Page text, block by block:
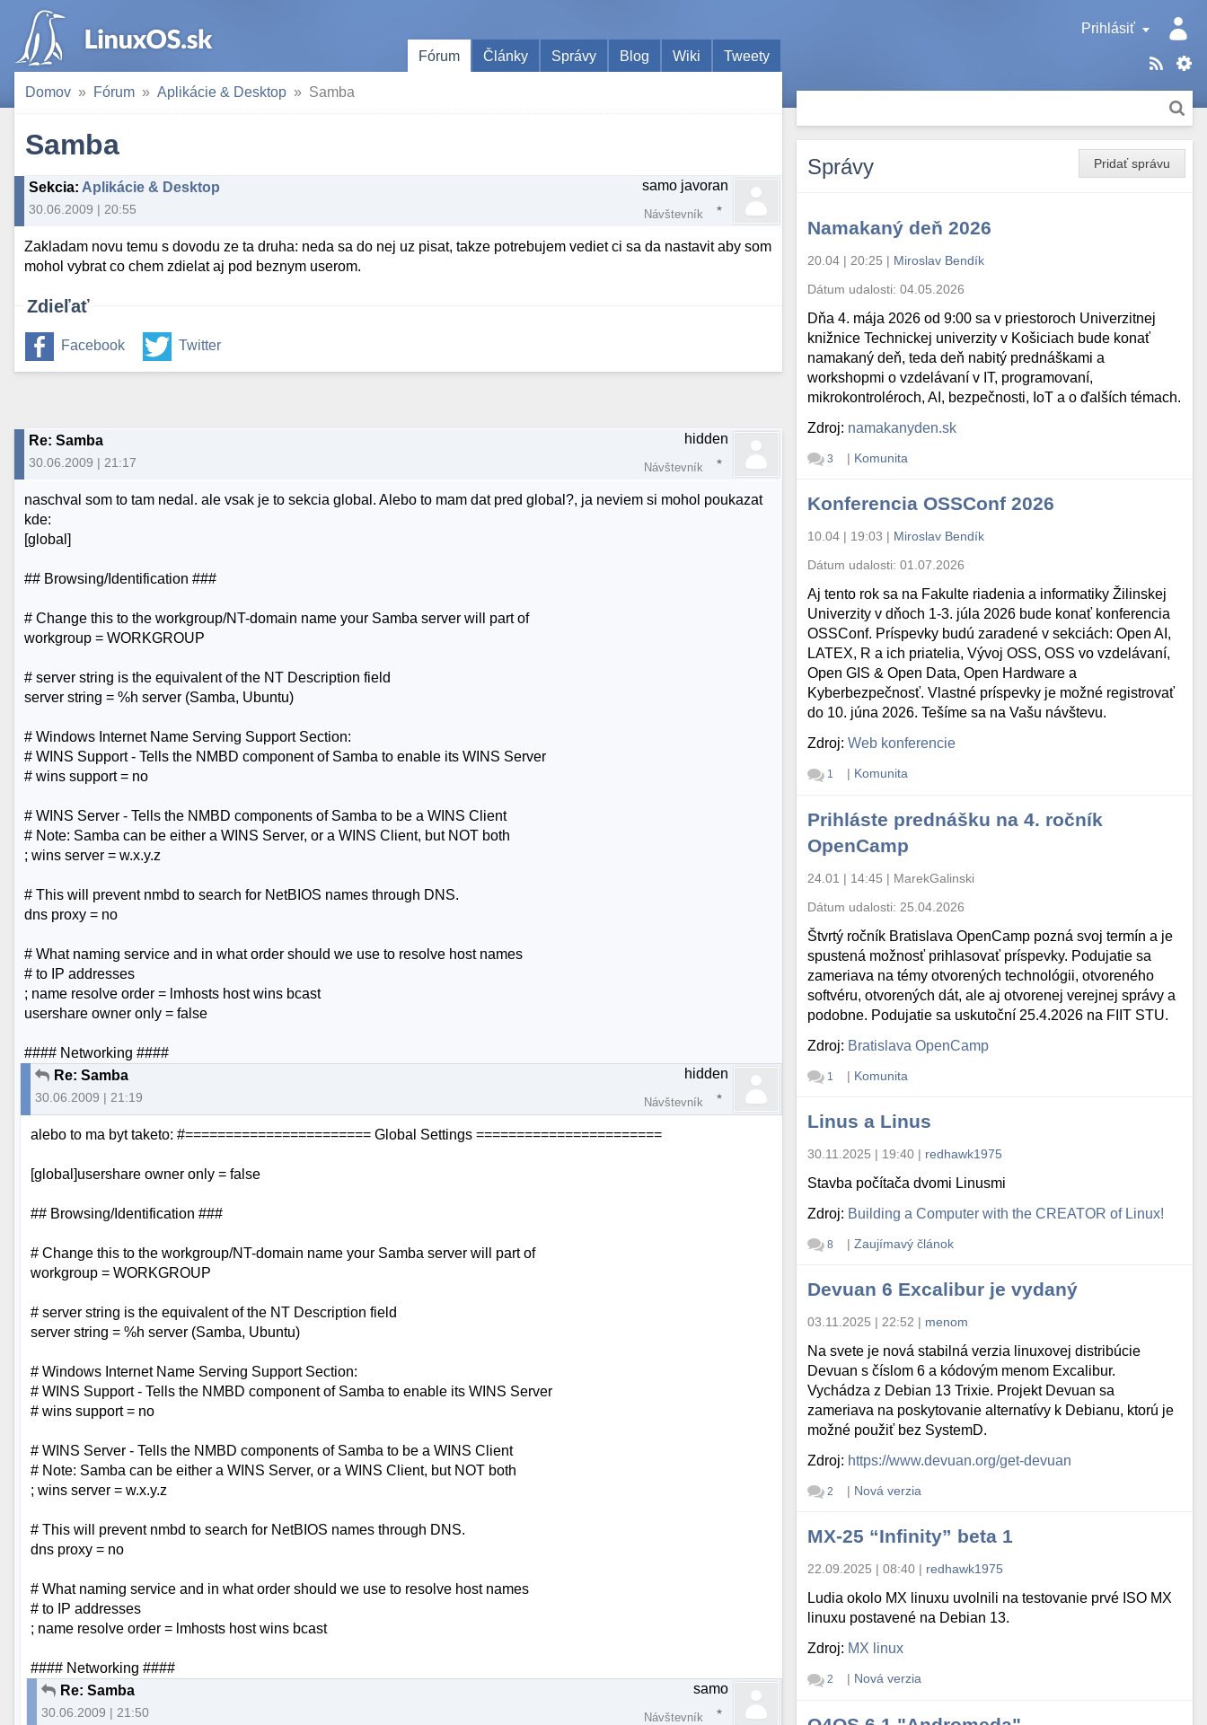
Prihlásiť
Fórum
Články Správy Blog Wiki Tweety
Domov Fórum Aplikácie & Desktop Samba
Samba
Sekcia: Aplikácie & Desktop
30.06.2009 | 20:55
samo javoran
Návštevník
Zakladam novu temu s dovodu ze ta druha: neda sa do nej uz pisat, takze potrebujem vediet ci sa da nastavit aby som
mohol vybrat co chem zdielat aj pod beznym userom.
Zdieľať
Facebook Twitter
Re: Samba
30.06.2009 | 21:17
hidden
Návštevník
naschval som to tam nedal. ale vsak je to sekcia global. Alebo to mam dat pred global?, ja neviem si mohol poukazat
kde:
[global]
## Browsing/Identification ###
# Change this to the workgroup/NT-domain name your Samba server will part of
workgroup = WORKGROUP
# server string is the equivalent of the NT Description field
server string = %h server (Samba, Ubuntu)
# Windows Internet Name Serving Support Section:
# WINS Support - Tells the NMBD component of Samba to enable its WINS Server
# wins support = no
# WINS Server - Tells the NMBD components of Samba to be a WINS Client
# Note: Samba can be either a WINS Server, or a WINS Client, but NOT both
; wins server = w.x.y.z
# This will prevent nmbd to search for NetBIOS names through DNS.
dns proxy = no
# What naming service and in what order should we use to resolve host names
# to IP addresses
; name resolve order = lmhosts host wins bcast
usershare owner only = false
#### Networking ####
Re: Samba
30.06.2009 | 21:19
hidden
Návštevník
alebo to ma byt taketo: #======================= Global Settings =======================
[global]usershare owner only = false
## Browsing/Identification ###
# Change this to the workgroup/NT-domain name your Samba server will part of
workgroup = WORKGROUP
# server string is the equivalent of the NT Description field
server string = %h server (Samba, Ubuntu)
# Windows Internet Name Serving Support Section:
# WINS Support - Tells the NMBD component of Samba to enable its WINS Server
# wins support = no
# WINS Server - Tells the NMBD components of Samba to be a WINS Client
# Note: Samba can be either a WINS Server, or a WINS Client, but NOT both
; wins server = w.x.y.z
# This will prevent nmbd to search for NetBIOS names through DNS.
dns proxy = no
# What naming service and in what order should we use to resolve host names
# to IP addresses
; name resolve order = lmhosts host wins bcast
#### Networking ####
Re: Samba
30.06.2009 | 21:50
samo
Návštevník
Pridať správu
Správy
Namakaný deň 2026
20.04 | 20:25 | Miroslav Bendík
Dátum udalosti:04.05.2026
Dňa 4. mája 2026 od 9:00 sa v priestoroch Univerzitnej
knižnice Technickej univerzity v Košiciach bude konať
namakaný deň, teda deň nabitý prednáškami a
workshopmi o vzdelávaní v IT, programovaní,
mikrokontroléroch, AI, bezpečnosti, IoT a o ďalších témach.
Zdroj: namakanyden.sk
3 | Komunita
Konferencia OSSConf 2026
10.04 | 19:03 | Miroslav Bendík
Dátum udalosti:01.07.2026
Aj tento rok sa na Fakulte riadenia a informatiky Žilinskej
Univerzity v dňoch 1-3. júla 2026 bude konať konferencia
OSSConf. Príspevky budú zaradené v sekciách: Open AI,
LATEX, R a ich priatelia, Vývoj OSS, OSS vo vzdelávaní,
Open GIS & Open Data, Open Hardware a
Kyberbezpečnosť. Vlastné príspevky je možné registrovať
do 10. júna 2026. Tešíme sa na Vašu návštevu.
Zdroj:Web konferencie
1 | Komunita
Prihláste prednášku na 4. ročník
OpenCamp
24.01 | 14:45 | MarekGalinski
Dátum udalosti: 25.04.2026
Štvrtý ročník Bratislava OpenCamp pozná svoj termín a je
spustená možnosť prihlasovať príspevky. Podujatie sa
zameriava na témy otvorených technológii, otvoreného
softvéru, otvorených dát, ale aj otvorenej verejnej správy a
podobne. Podujatie sa uskutoční 25.4.2026 na FIIT STU.
Zdroj: Bratislava OpenCamp
1 | Komunita
Linus a Linus
30.11.2025 | 19:40 | redhawk1975
Stavba počítača dvomi Linusmi
Zdroj: Building a Computer with the CREATOR of Linux!
8 | Zaujímavý článok
Devuan 6 Excalibur je vydaný
03.11.2025 | 22:52 | menom
Na svete je nová stabilná verzia linuxovej distribúcie
Devuan s číslom 6 a kódovým menom Excalibur.
Vychádza z Debian 13 Trixie. Projekt Devuan sa
zameriava na poskytovanie alternatívy k Debianu, ktorú je
možné použiť bez SystemD.
Zdroj: https://www.devuan.org/get-devuan
2 | Nová verzia
MX-25 “Infinity” beta 1
22.09.2025 | 08:40 | redhawk1975
Ludia okolo MX linuxu uvolnili na testovanie prvé ISO MX
linuxu postavené na Debian 13.
Zdroj: MX linux
2 | Nová verzia